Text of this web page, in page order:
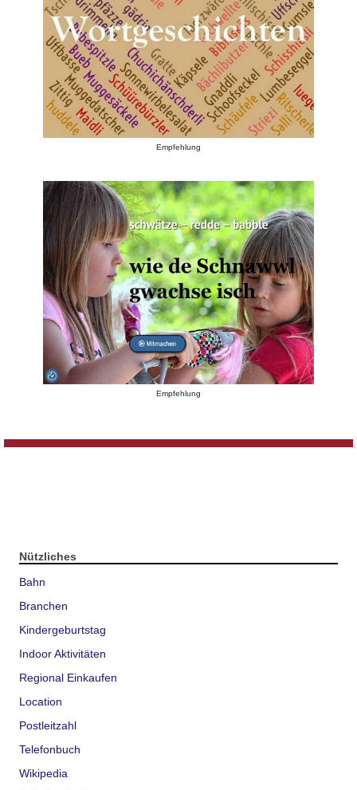
Empfehlung
Empfehlung
Nützliches
Bahn
Branchen
Kindergeburtstag
Indoor Aktivitäten
Regional Einkaufen
Location
Postleitzahl
Telefonbuch
Wikipedia